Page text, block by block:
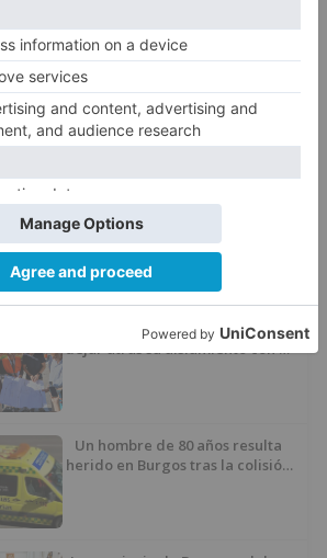
social caixa fundación
entidades
avisar otro conductor que se
había caído de la bicicleta
Villatoro da el primer paso para
dejar atrás su aislamiento con el
Un hombre de 80 años resulta
herido en Burgos tras la colisión